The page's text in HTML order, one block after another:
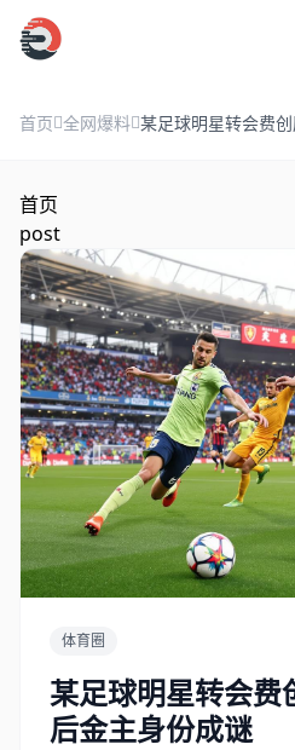
跳过导航
首页 全网爆料 某足球明星转会费
首页
post
体育圈
某足球明星转会费
后金主身份成谜